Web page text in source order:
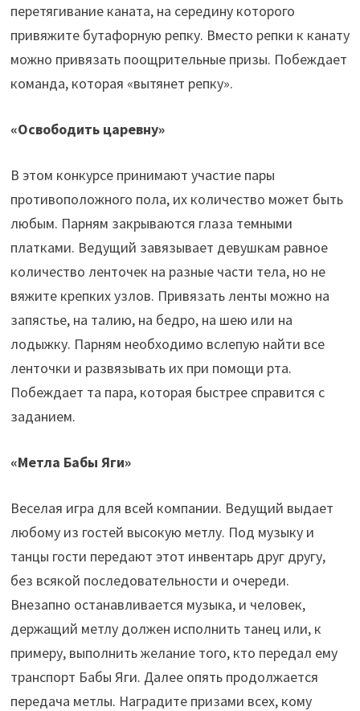
перетягивание каната, на середину которого
привяжите бутафорную репку. Вместо репки к канату
можно привязать поощрительные призы. Побеждает
команда, которая «вытянет репку».
«Освободить царевну»
В этом конкурсе принимают участие пары
противоположного пола, их количество может быть
любым. Парням закрываются глаза темными
платками. Ведущий завязывает девушкам равное
количество ленточек на разные части тела, но не
вяжите крепких узлов. Привязать ленты можно на
запястье, на талию, на бедро, на шею или на
лодыжку. Парням необходимо вслепую найти все
ленточки и развязывать их при помощи рта.
Побеждает та пара, которая быстрее справится с
заданием.
«Метла Бабы Яги»
Веселая игра для всей компании. Ведущий выдает
любому из гостей высокую метлу. Под музыку и
танцы гости передают этот инвентарь друг другу,
без всякой последовательности и очереди.
Внезапно останавливается музыка, и человек,
держащий метлу должен исполнить танец или, к
примеру, выполнить желание того, кто передал ему
транспорт Бабы Яги. Далее опять продолжается
передача метлы. Наградите призами всех, кому